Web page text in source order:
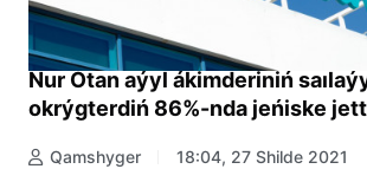
Nur Otan aýyl ákimderiniń
okrýgterdiń 86%-nda jeńiske
Qamshyger 18:04, 27 Shilde 2021